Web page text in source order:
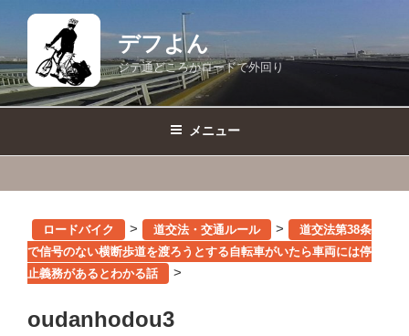
テ
ン
ツ
デフよん
ジテ通どころかロードで外回り
メニュー
ロードバイク > 道交法・交通ルール >
道交法第38条
で信号のない横断歩道を渡ろうとする自転車がいたら車両には停
止義務があるとわかる話
>
oudanhodou3